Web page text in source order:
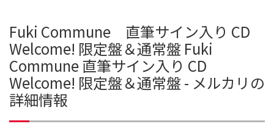
Fuki Commune 直筆サイン入り CD
Welcome! 限定盤＆通常盤 Fuki
Commune 直筆サイン入り CD
Welcome! 限定盤＆通常盤 - メルカリの
詳細情報